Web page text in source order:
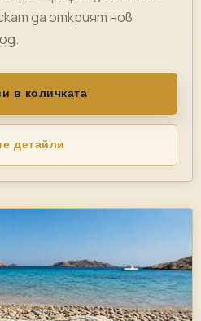
да открият нов
в количката
детайли